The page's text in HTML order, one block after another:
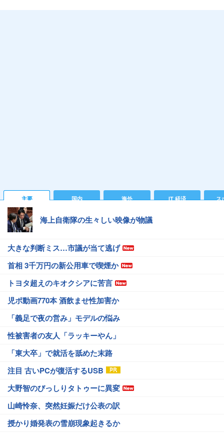
主要 国内 海外 IT 経済 ス
海上自衛隊の生々しい映像が物議
大きな判断ミス…市議が当て逃げ
首相 3千万円の新公用車で喫煙か
トヨタ超えのキオクシアに苦言
児ポ動画770本 酒飲ませ性加害か
「義足で夜の営み」モデルの悩み
性被害者の友人「ラッキーやん」
「東大卒」で就活を舐めた末路
注目 古いPCが復活するUSB
大野智のびっしりタトゥーに異変
山崎怜奈、突然妊娠だけ公表の訳
授かり婚発表の雪崩現象起きるか